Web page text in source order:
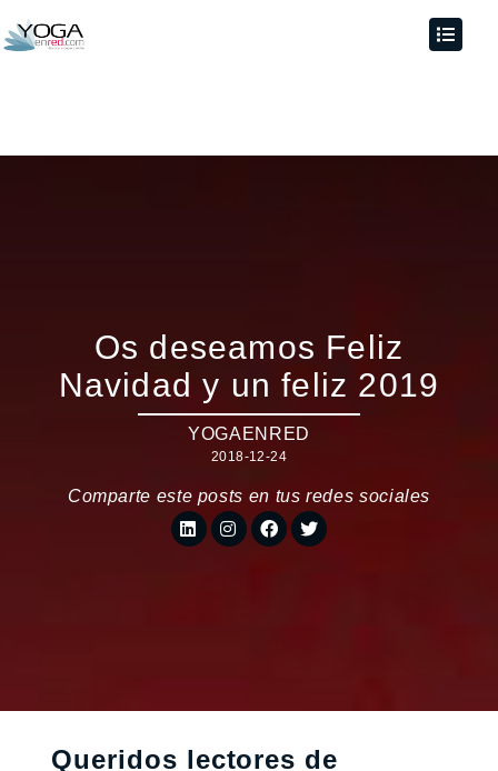
Os deseamos Feliz
Navidad y un feliz 2019
YOGAENRED
2018-12-24
Comparte este posts en tus redes sociales
Queridos lectores de